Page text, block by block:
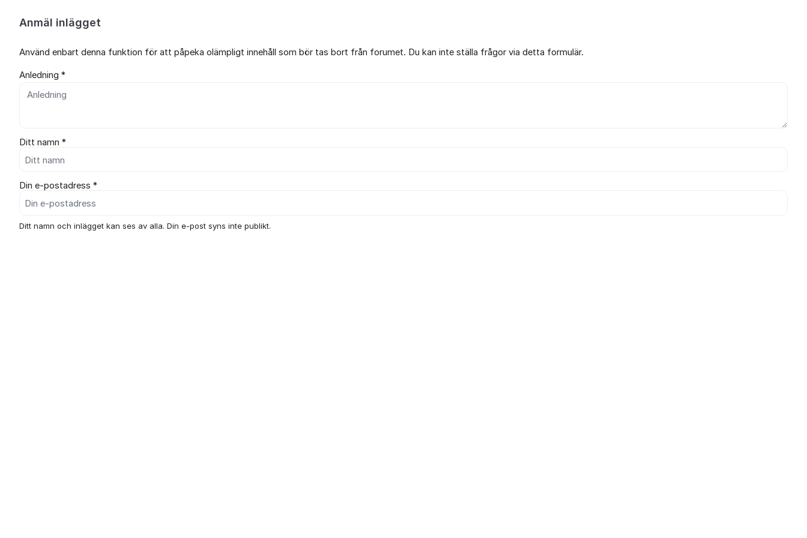
Anmäl inlägget
Använd enbart denna funktion för att påpeka olämpligt innehåll som bör tas bort från forumet. Du kan inte ställa frågor via detta formulär.
Anledning *
Ditt namn *
Din e-postadress *
Ditt namn och inlägget kan ses av alla. Din e-post syns inte publikt.